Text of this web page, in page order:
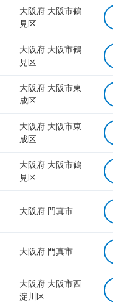
大阪府 大阪市鶴
見区
大阪府 大阪市鶴
見区
大阪府 大阪市東
成区
大阪府 大阪市東
成区
大阪府 大阪市鶴
見区
大阪府 門真市
大阪府 門真市
大阪府 大阪市西
淀川区